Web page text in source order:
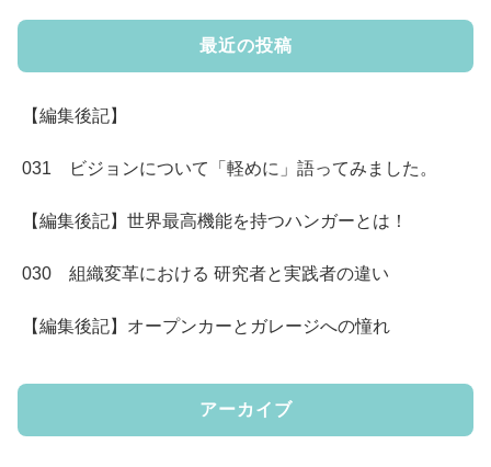
最近の投稿
【編集後記】
031 ビジョンについて「軽めに」語ってみました。
【編集後記】世界最高機能を持つハンガーとは！
030 組織変革における 研究者と実践者の違い
【編集後記】オープンカーとガレージへの憧れ
アーカイブ